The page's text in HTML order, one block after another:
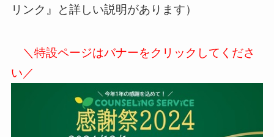
リンク』と詳しい説明があります）
＼特設ページはバナーをクリックしてくださ
い／